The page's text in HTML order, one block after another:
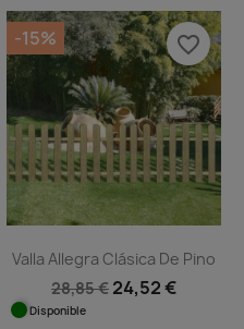
Valla Allegra Clásica De Pino
28,85 € 24,52 €
Disponible
-15% favorite_border